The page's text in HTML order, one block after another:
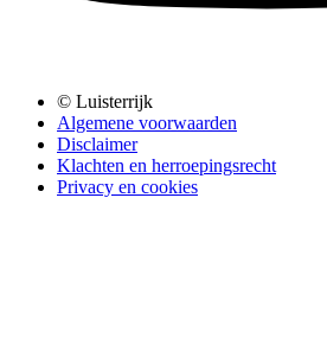
© Luisterrijk
Algemene voorwaarden
Disclaimer
Klachten en herroepingsrecht
Privacy en cookies